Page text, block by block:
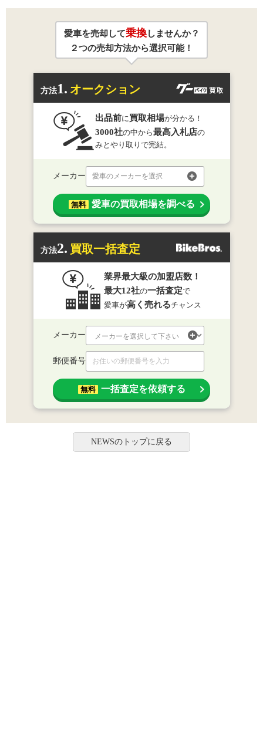
愛車を売却して乗換しませんか？
２つの売却方法から選択可能！
方法1. オークション
出品前に 買取相場が分かる！
3000社の中から最高入札店の
みとやり取りで完結。
メーカー 愛車のメーカーを選択
無料 愛車の買取相場を調べる
方法2. 買取一括査定
業界最大級の加盟店数！
最大12社の一括査定で
愛車が高く売れるチャンス
メーカー
郵便番号
無料 一括査定を依頼する
NEWSのトップに戻る